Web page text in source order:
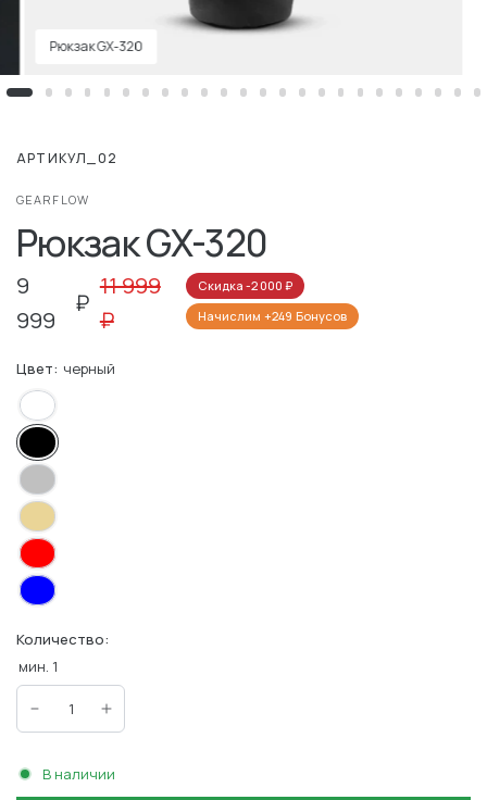
Рюкзак GX-320
АРТИКУЛ_02
GEARFLOW
Рюкзак GX-320
9
999
₽
11 999
₽
Скидка-2 000₽
Начислим +249 Бонусов
Цвет: черный
Количество:
мин. 1
В наличии